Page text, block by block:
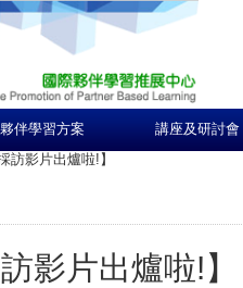
伴學習方案 講座及研討會
訪影片出爐啦!】
影片出爐啦!】